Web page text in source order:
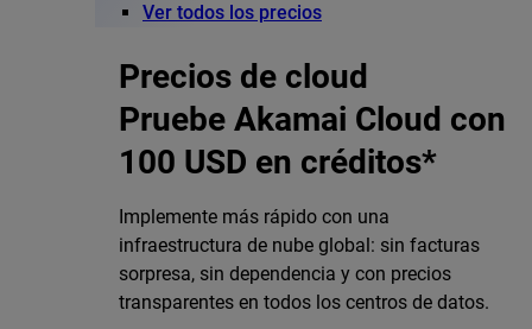
Ver todos los precios
Precios de cloud
Pruebe Akamai Cloud con
100 USD en créditos*
Implemente más rápido con una
infraestructura de nube global: sin facturas
sorpresa, sin dependencia y con precios
transparentes en todos los centros de datos.